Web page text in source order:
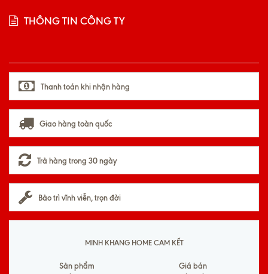
THÔNG TIN CÔNG TY
Thanh toán khi nhận hàng
Giao hàng toàn quốc
Trả hàng trong 30 ngày
Bảo trì vĩnh viễn, trọn đời
MINH KHANG HOME CAM KẾT
Sản phẩm
Giá bán